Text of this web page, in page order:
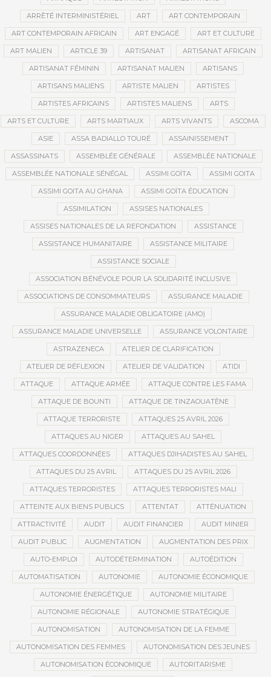
ARRÊTÉ INTERMINISTÉRIEL ART ART CONTEMPORAIN
ART CONTEMPORAIN AFRICAIN ART ENGAGÉ ART ET CULTURE
ART MALIEN ARTICLE 39 ARTISANAT ARTISANAT AFRICAIN
ARTISANAT FÉMININ ARTISANAT MALIEN ARTISANS
ARTISANS MALIENS ARTISTE MALIEN ARTISTES
ARTISTES AFRICAINS ARTISTES MALIENS ARTS
ARTS ET CULTURE ARTS MARTIAUX ARTS VIVANTS ASCOMA
ASIE ASSA BADIALLO TOURÉ ASSAINISSEMENT
ASSASSINATS ASSEMBLÉE GÉNÉRALE ASSEMBLÉE NATIONALE
ASSEMBLÉE NATIONALE SÉNÉGAL ASSIMI GOÏTA ASSIMI GOITA
ASSIMI GOITA AU GHANA ASSIMI GOÏTA ÉDUCATION
ASSIMILATION ASSISES NATIONALES
ASSISES NATIONALES DE LA REFONDATION ASSISTANCE
ASSISTANCE HUMANITAIRE ASSISTANCE MILITAIRE
ASSISTANCE SOCIALE
ASSOCIATION BÉNÉVOLE POUR LA SOLIDARITÉ INCLUSIVE
ASSOCIATIONS DE CONSOMMATEURS ASSURANCE MALADIE
ASSURANCE MALADIE OBLIGATOIRE (AMO)
ASSURANCE MALADIE UNIVERSELLE ASSURANCE VOLONTAIRE
ASTRAZENECA ATELIER DE CLARIFICATION
ATELIER DE RÉFLEXION ATELIER DE VALIDATION ATIDI
ATTAQUE ATTAQUE ARMÉE ATTAQUE CONTRE LES FAMA
ATTAQUE DE BOUNTI ATTAQUE DE TINZAOUATÈNE
ATTAQUE TERRORISTE ATTAQUES 25 AVRIL 2026
ATTAQUES AU NIGER ATTAQUES AU SAHEL
ATTAQUES COORDONNÉES ATTAQUES DJIHADISTES AU SAHEL
ATTAQUES DU 25 AVRIL ATTAQUES DU 25 AVRIL 2026
ATTAQUES TERRORISTES ATTAQUES TERRORISTES MALI
ATTEINTE AUX BIENS PUBLICS ATTENTAT ATTÉNUATION
ATTRACTIVITÉ AUDIT AUDIT FINANCIER AUDIT MINIER
AUDIT PUBLIC AUGMENTATION AUGMENTATION DES PRIX
AUTO-EMPLOI AUTODÉTERMINATION AUTOÉDITION
AUTOMATISATION AUTONOMIE AUTONOMIE ÉCONOMIQUE
AUTONOMIE ÉNERGÉTIQUE AUTONOMIE MILITAIRE
AUTONOMIE RÉGIONALE AUTONOMIE STRATÉGIQUE
AUTONOMISATION AUTONOMISATION DE LA FEMME
AUTONOMISATION DES FEMMES AUTONOMISATION DES JEUNES
AUTONOMISATION ÉCONOMIQUE AUTORITARISME